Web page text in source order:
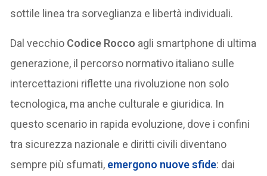
sottile linea tra sorveglianza e libertà individuali.
Dal vecchio Codice Rocco agli smartphone di ultima
generazione, il percorso normativo italiano sulle
intercettazioni riflette una rivoluzione non solo
tecnologica, ma anche culturale e giuridica. In
questo scenario in rapida evoluzione, dove i confini
tra sicurezza nazionale e diritti civili diventano
sempre più sfumati, emergono nuove sfide: dai